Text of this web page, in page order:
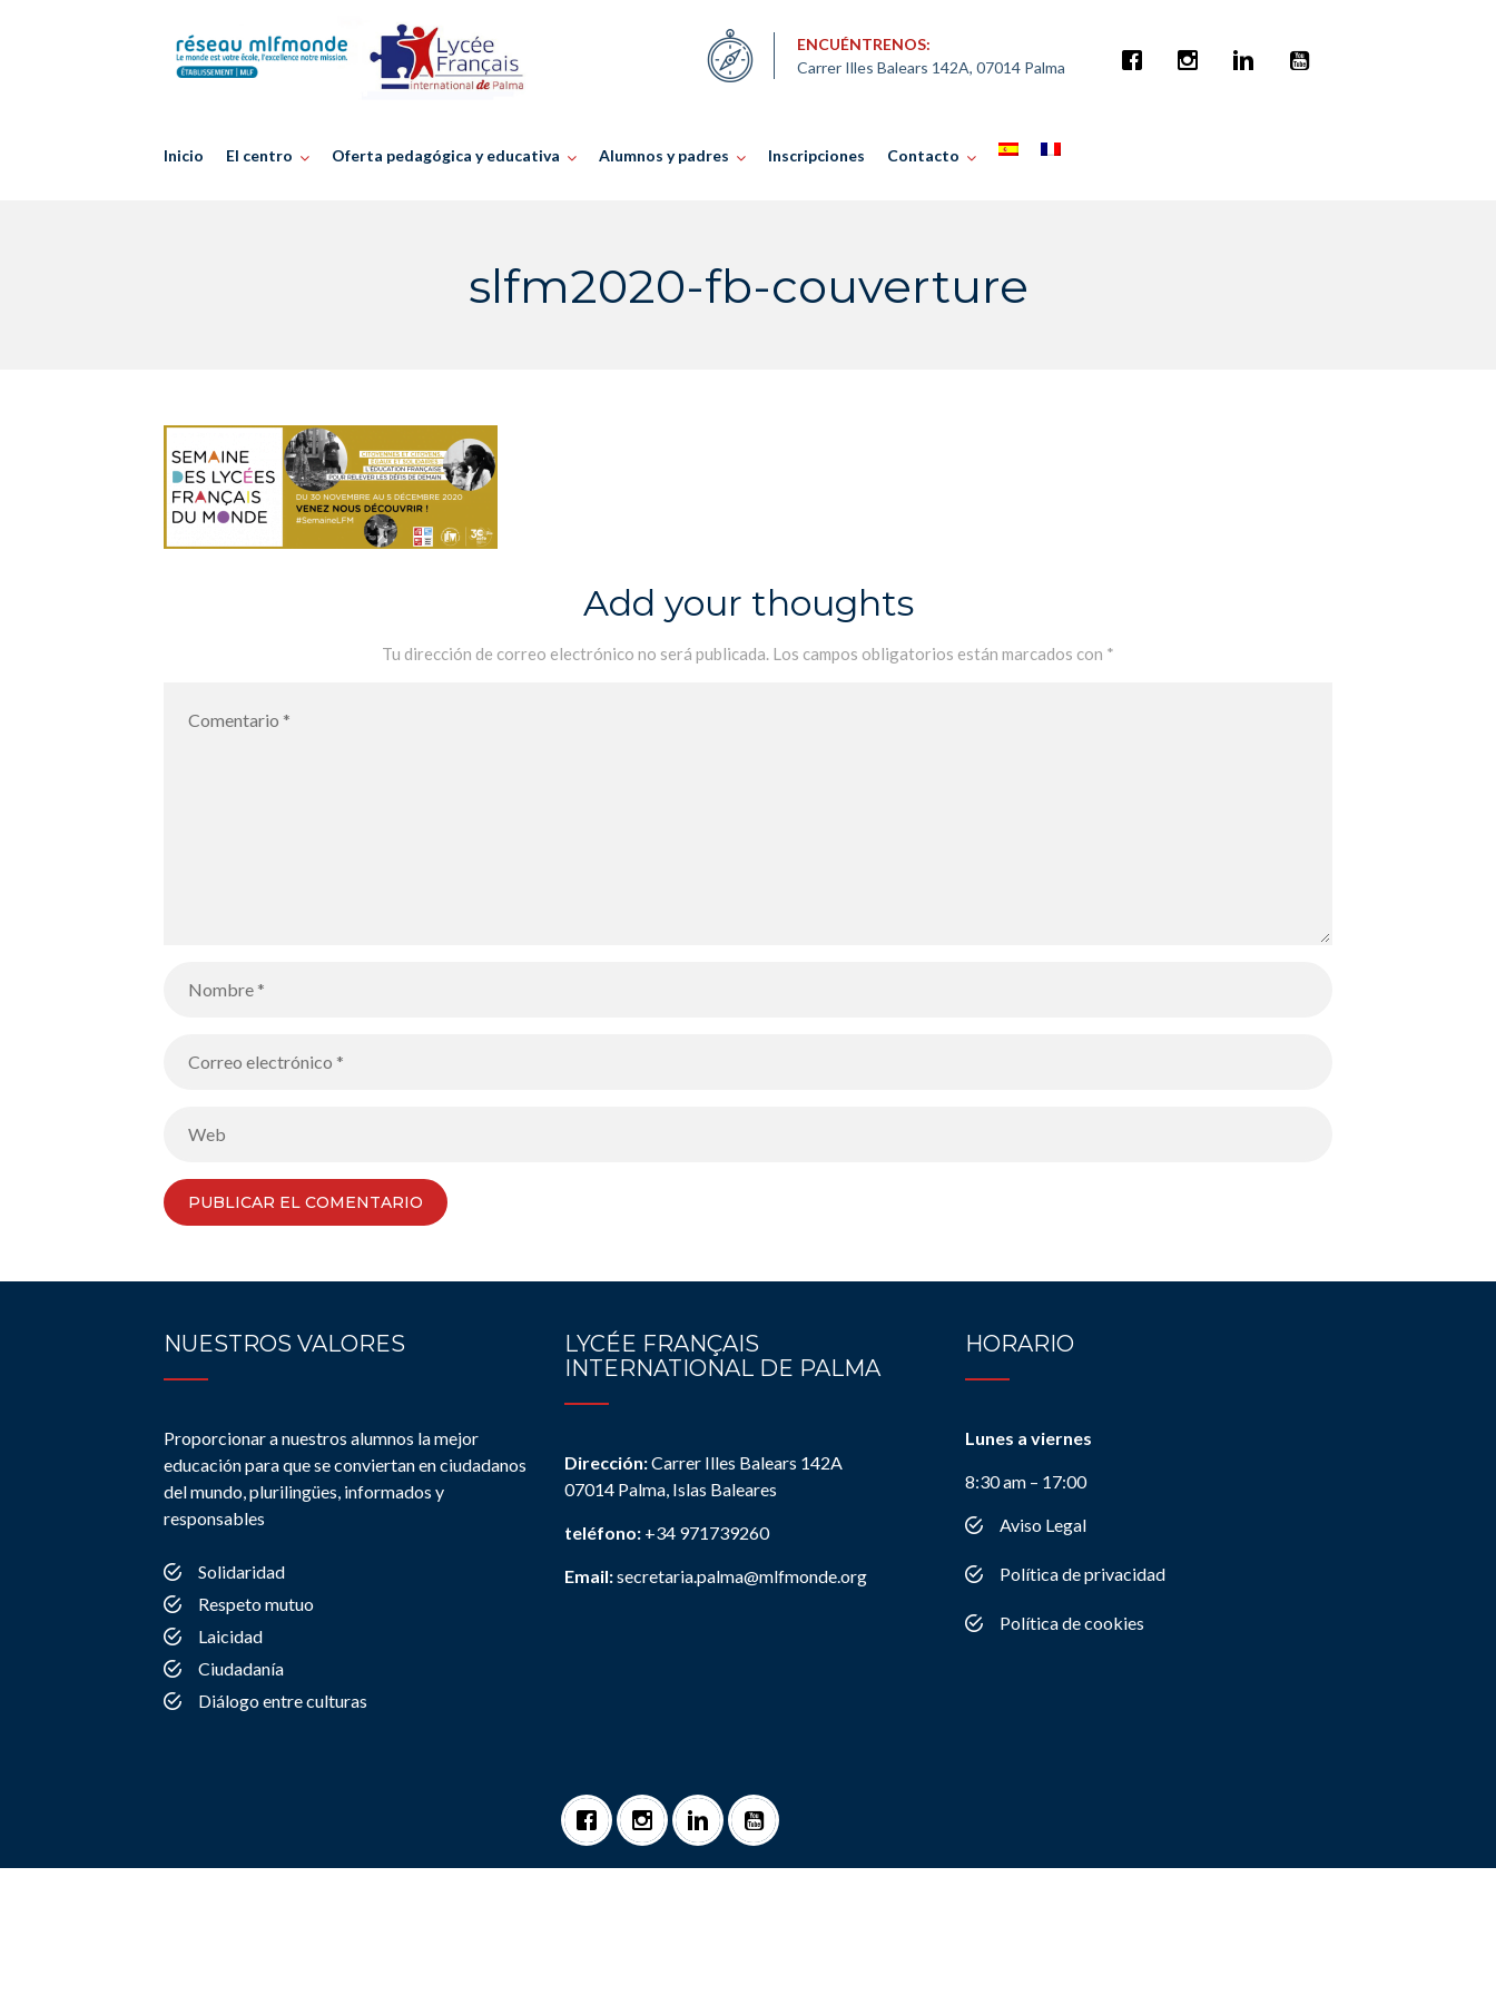
ENCUÉNTRENOS:
Carrer Illes Balears 142A, 07014 Palma
Inicio El centro Oferta pedagógica y educativa Alumnos y padres Inscripciones Contacto
slfm2020-fb-couverture
Add your thoughts
Tu dirección de correo electrónico no será publicada. Los campos obligatorios están marcados con *
NUESTROS VALORES
Proporcionar a nuestros alumnos la mejor
educación para que se conviertan en ciudadanos
del mundo, plurilingües, informados y
responsables
Solidaridad
Respeto mutuo
Laicidad
Ciudadanía
Diálogo entre culturas
LYCÉE FRANÇAIS
INTERNATIONAL DE PALMA
Dirección:Carrer Illes Balears 142A
07014 Palma, Islas Baleares
teléfono: +34 971739260
Email:secretaria.palma@mlfmonde.org
HORARIO
Lunes a viernes
8:30 am – 17:00
Aviso Legal
Política de privacidad
Política de cookies